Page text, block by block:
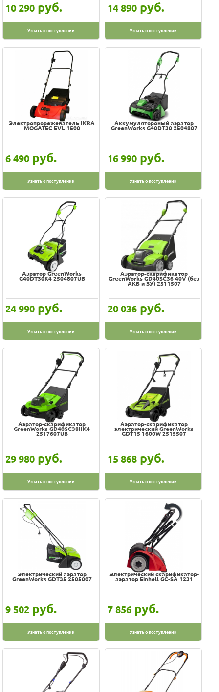
10 290 руб.
Узнать о поступлении
14 890 руб.
Узнать о поступлении
Электропрорежеватель IKRA
MOGATEC EVL 1500
6 490 руб.
Узнать о поступлении
Аккумулятороный аэратор
GreenWorks G40DT30 2504807
16 990 руб.
Узнать о поступлении
Аэратор GreenWorks
G40DT30K4 2504807UB
24 990 руб.
Узнать о поступлении
Аэратор-скарификатор
GreenWorks GD40SC36 40V (без
АКБ и ЗУ) 2511507
20 036 руб.
Узнать о поступлении
Аэратор-скарификатор
GreenWorks GD40SC38IIK4
2517607UB
29 980 руб.
Узнать о поступлении
Аэратор-скарификатор
электрический GreenWorks
GDT15 1600W 2515507
15 868 руб.
Узнать о поступлении
Электрический аэратор
GreenWorks GDT35 2505007
9 502 руб.
Узнать о поступлении
Электрический скарификатор-
аэратор Einhell GС-SA 1231
7 856 руб.
Узнать о поступлении